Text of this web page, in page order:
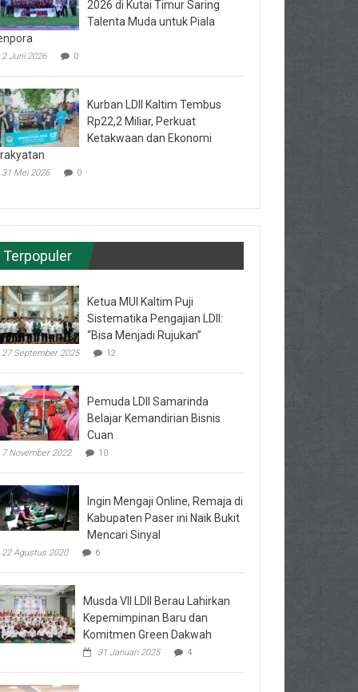
2026 di Kutai Timur Saring
Talenta Muda untuk Piala
2 Juni 2026 0
Kurban LDII Kaltim Tembus
Rp22,2 Miliar, Perkuat
Ketakwaan dan Ekonomi
31 Mei 2026 0
Terpopuler
Ketua MUI Kaltim Puji
Sistematika Pengajian LDII:
“Bisa Menjadi Rujukan”
27 September 2025 12
Pemuda LDII Samarinda
Belajar Kemandirian Bisnis
Cuan
7 November 2022 10
Ingin Mengaji Online, Remaja di
Kabupaten Paser ini Naik Bukit
Mencari Sinyal
22 Agustus 2020 6
Musda VII LDII Berau Lahirkan
Kepemimpinan Baru dan
Komitmen Green Dakwah
31 Januari 2025 4